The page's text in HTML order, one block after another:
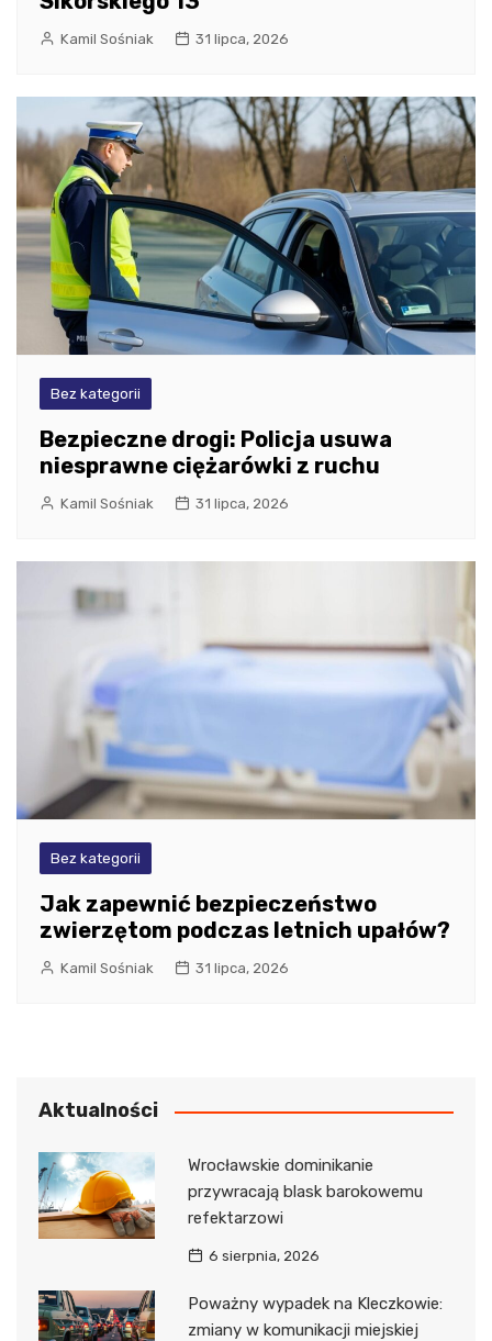
Kamil Sośniak 31 lipca, 2026
Bez kategorii
Bezpieczne drogi: Policja usuwa
niesprawne ciężarówki z ruchu
Kamil Sośniak 31 lipca, 2026
Bez kategorii
Jak zapewnić bezpieczeństwo
zwierzętom podczas letnich upałów?
Kamil Sośniak 31 lipca, 2026
Aktualności
Wrocławskie dominikanie
przywracają blask barokowemu
refektarzowi
6 sierpnia, 2026
Poważny wypadek na Kleczkowie:
zmiany w komunikacji miejskiej